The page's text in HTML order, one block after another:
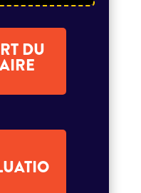
DU